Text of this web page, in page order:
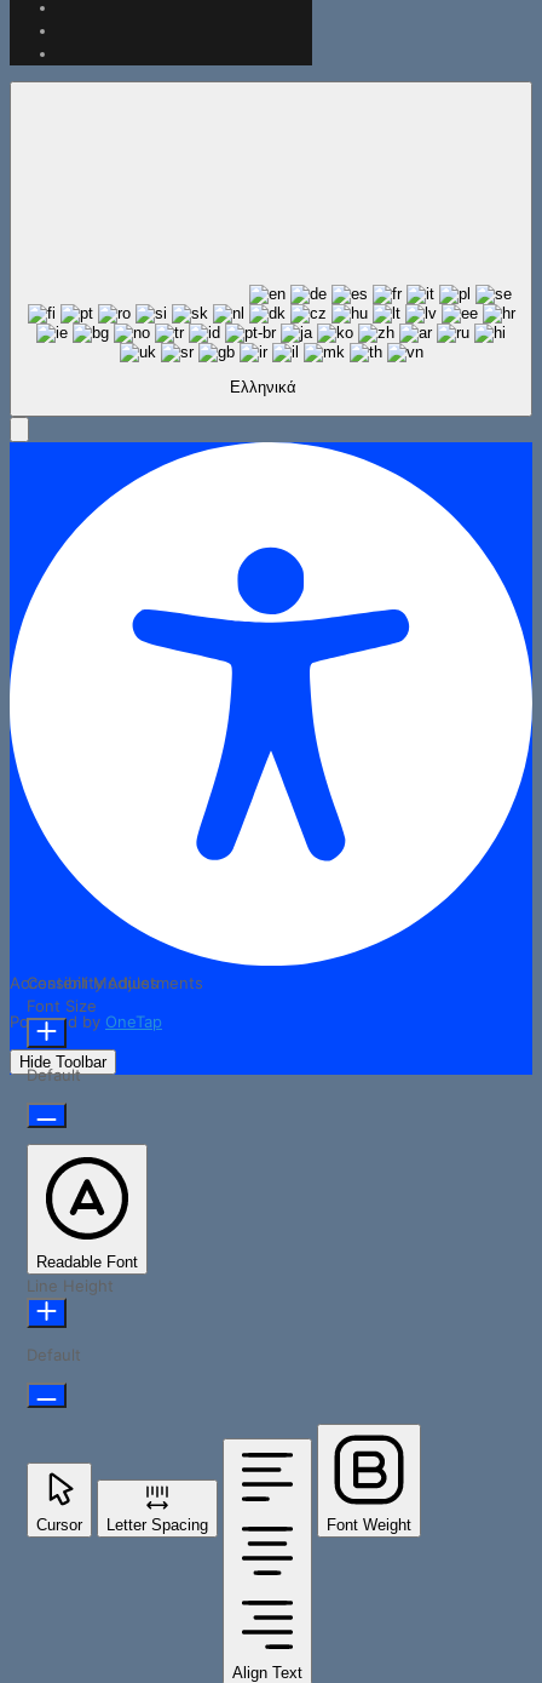
Ελληνικά
Accessibility Adjustments
Powered by OneTap
Hide Toolbar
Content Modules
Font Size
Default
Readable Font
Line Height
Default
Cursor Letter Spacing
Align Text
Font Weight